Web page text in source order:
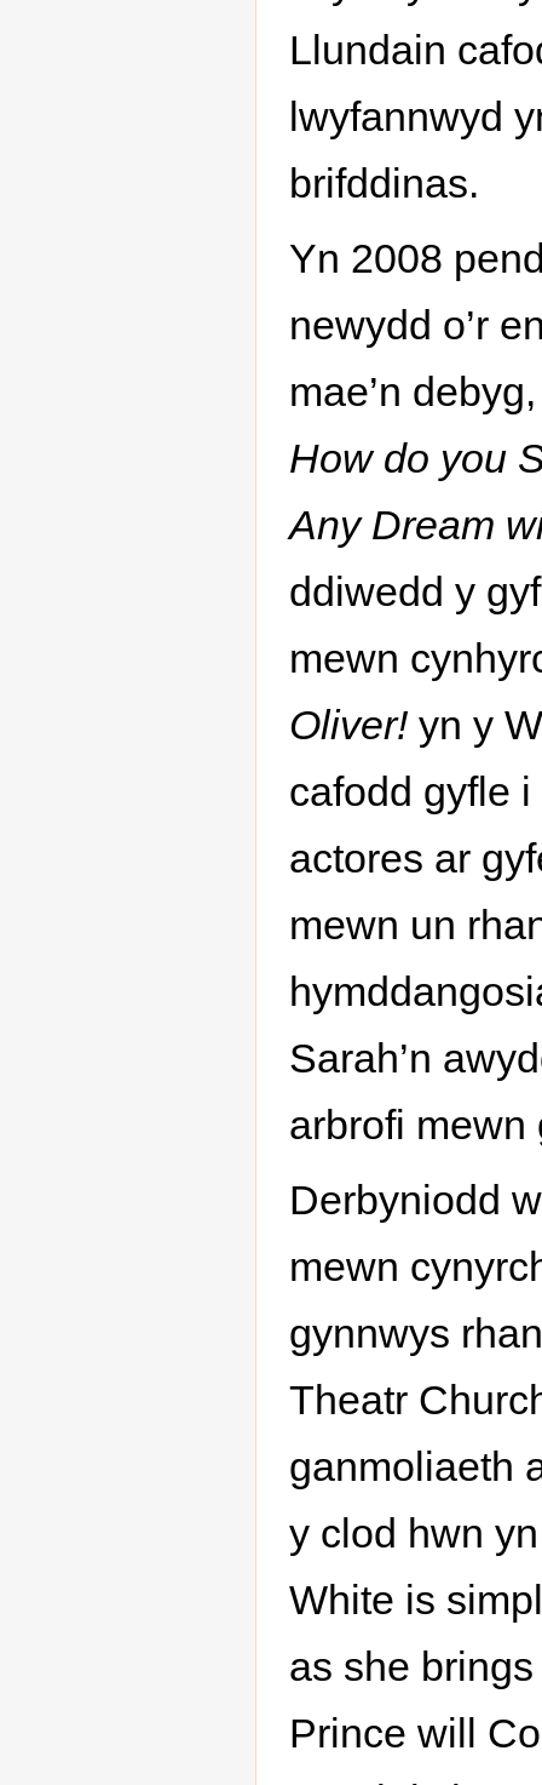
Llundain
lwyfannwyd
brifddinas.
Yn 2008
newydd o’r
mae’n
How do you
Any Dream
ddiwedd y
mewn
Oliver!yn y
cafodd gyfle
actores ar
mewn un
Sarah’n
arbrofi
Derbyniodd
mewn
gynnwys
Theatr
ganmoliaeth
y clod hwn
White is
as she
Prince will